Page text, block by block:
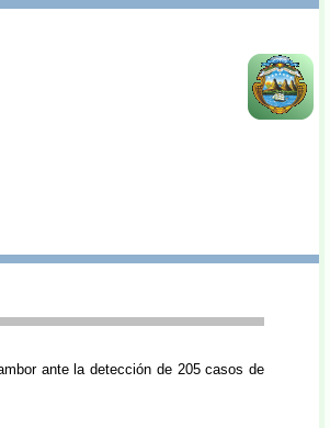
ante la detección de 205 casos de